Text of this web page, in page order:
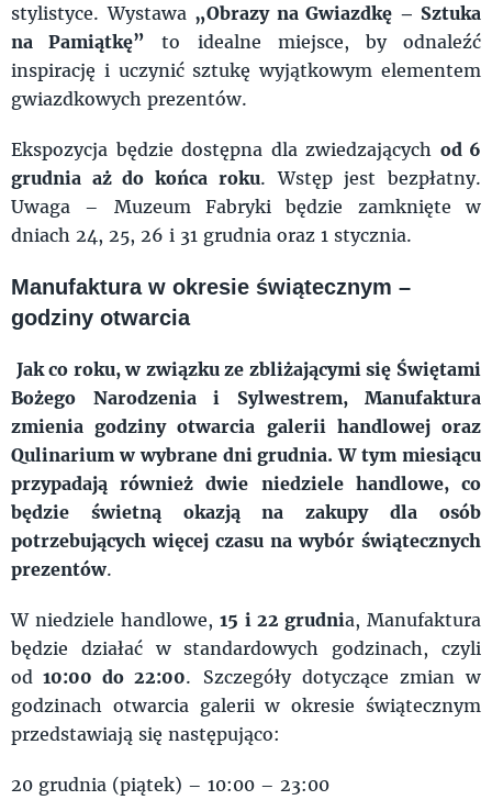
stylistyce. Wystawa „Obrazy na Gwiazdkę – Sztuka
na Pamiątkę” to idealne miejsce, by odnaleźć
inspirację i uczynić sztukę wyjątkowym elementem
gwiazdkowych prezentów.
Ekspozycja będzie dostępna dla zwiedzających od 6
grudnia aż do końca roku. Wstęp jest bezpłatny.
Uwaga – Muzeum Fabryki będzie zamknięte w
dniach 24, 25, 26 i 31 grudnia oraz 1 stycznia.
Manufaktura w okresie świątecznym –
godziny otwarcia
Jak co roku, w związku ze zbliżającymi się Świętami
Bożego Narodzenia i Sylwestrem, Manufaktura
zmienia godziny otwarcia galerii handlowej oraz
Qulinarium w wybrane dni grudnia. W tym miesiącu
przypadają również dwie niedziele handlowe, co
będzie świetną okazją na zakupy dla osób
potrzebujących więcej czasu na wybór świątecznych
prezentów.
W niedziele handlowe,15 i 22 grudnia, Manufaktura
będzie działać w standardowych godzinach, czyli
od 10:00 do 22:00. Szczegóły dotyczące zmian w
godzinach otwarcia galerii w okresie świątecznym
przedstawiają się następująco:
20 grudnia (piątek) – 10:00 – 23:00